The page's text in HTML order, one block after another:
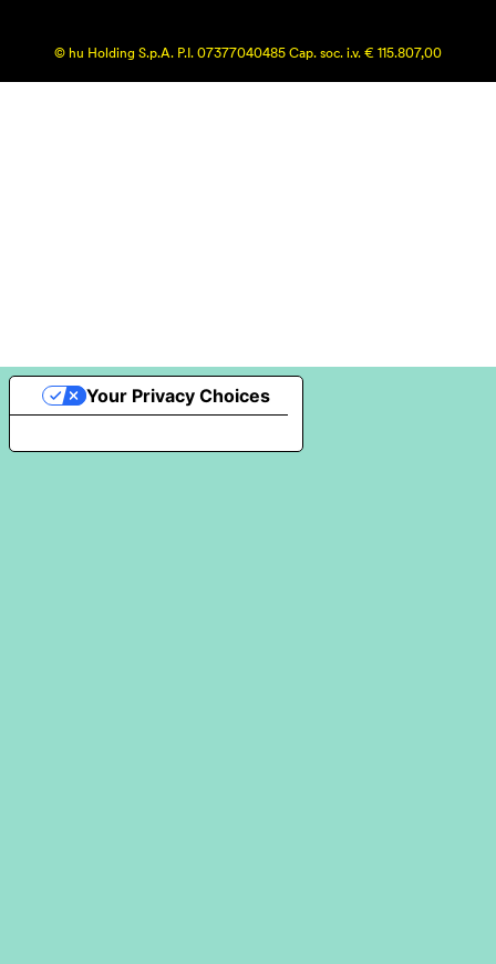
© hu Holding S.p.A. P.I. 07377040485 Cap. soc. i.v. € 115.807,00
Your Privacy Choices